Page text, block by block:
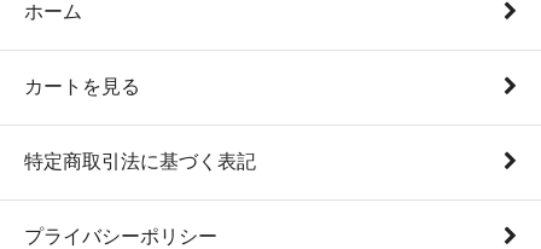
ホーム
カートを見る
特定商取引法に基づく表記
プライバシーポリシー